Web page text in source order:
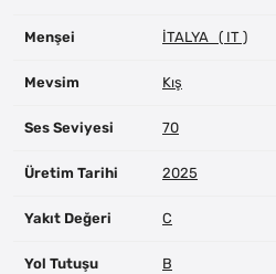
Menşei İTALYA ( IT )
Mevsim Kış
Ses Seviyesi 70
Üretim Tarihi 2025
Yakıt Değeri C
Yol Tutuşu B